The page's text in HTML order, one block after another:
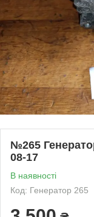
№265
08-17
В наявності
Код: Генератор 265